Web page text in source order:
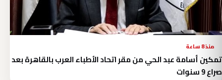
منذ 8 ساعة
تمكين أسامة عبد الحي من مقر اتحاد الأطباء العرب بالقاهرة بعد
صراع 9 سنوات